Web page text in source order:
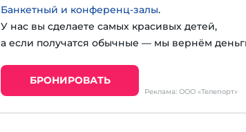
Банкетный и конференц-залы.
У нас вы сделаете самых красивых детей,
а если получатся обычные — мы вернём
БРОНИРОВАТЬ
Реклама: ООО «Телепорт»